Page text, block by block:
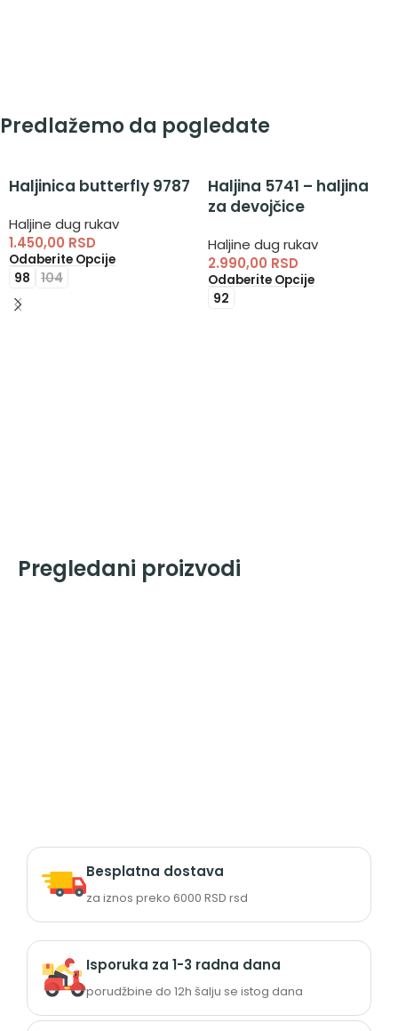
Predlažemo da pogledate
Haljinica butterfly 9787
Haljine dug rukav
1.450,00 RSD
Odaberite Opcije
98 104
Haljina 5741 – haljina
za devojčice
Haljine dug rukav
2.990,00 RSD
Odaberite Opcije
92
Pregledani proizvodi
Besplatna dostava
za iznos preko 6000 RSD rsd
Isporuka za 1-3 radna dana
porudžbine do 12h šalju se istog dana